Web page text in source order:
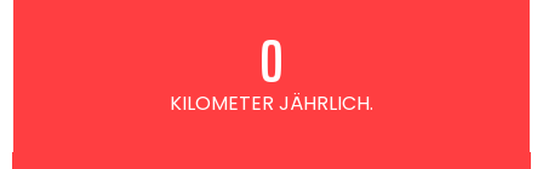
KILOMETER JÄHRLICH.
0